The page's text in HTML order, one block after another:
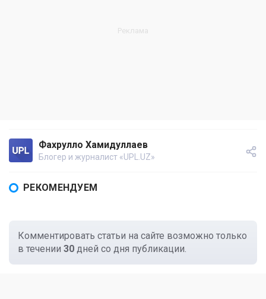
Фахрулло Хамидуллаев
Блогер и журналист «UPL.UZ»
РЕКОМЕНДУЕМ
Комментировать статьи на сайте возможно только
в течении 30 дней со дня публикации.